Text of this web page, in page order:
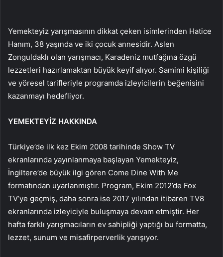
Yemekteyiz yarışmasının dikkat çeken isimlerinden Hatice
Hanım, 38 yaşında ve iki çocuk annesidir. Aslen
Zonguldaklı olan yarışmacı, Karadeniz mutfağına özgü
lezzetleri hazırlamaktan büyük keyif alıyor. Samimi kişiliği
ve yöresel tarifleriyle programda izleyicilerin beğenisini
kazanmayı hedefliyor.
YEMEKTEYİZ HAKKINDA
Türkiye’de ilk kez Ekim 2008 tarihinde Show TV
ekranlarında yayınlanmaya başlayan Yemekteyiz,
İngiltere’de büyük ilgi gören Come Dine With Me
formatından uyarlanmıştır. Program, Ekim 2012’de Fox
TV’ye geçmiş, daha sonra ise 2017 yılından itibaren TV8
ekranlarında izleyiciyle buluşmaya devam etmiştir. Her
hafta farklı yarışmacıların ev sahipliği yaptığı bu formatta,
lezzet, sunum ve misafirperverlik yarışıyor.